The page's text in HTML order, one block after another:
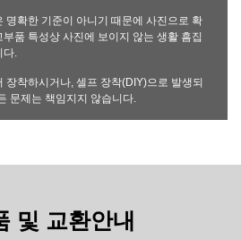
명확한 기준이 아니기 때문에 사진으로 확
품 특성상 사진에 보이지 않는 생활 흠집
다.
장착하시거나, 셀프 장착(DIY)으로 발생되
문제는 책임지지 않습니다.
및 교환안내